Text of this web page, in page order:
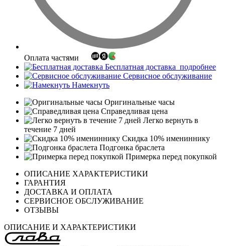
Оплата частями
Бесплатная доставка подробнее
Сервисное обслуживание
Намекнуть
Оригинальные часы
Справедливая цена
Легко вернуть в
течение 7 дней
Скидка 10% имениннику
Подгонка браслета
Примерка перед покупкой
ОПИСАНИЕ ХАРАКТЕРИСТИКИ
ГАРАНТИЯ
ДОСТАВКА И ОПЛАТА
СЕРВИСНОЕ ОБСЛУЖИВАНИЕ
ОТЗЫВЫ
ОПИСАНИЕ И ХАРАКТЕРИСТИКИ